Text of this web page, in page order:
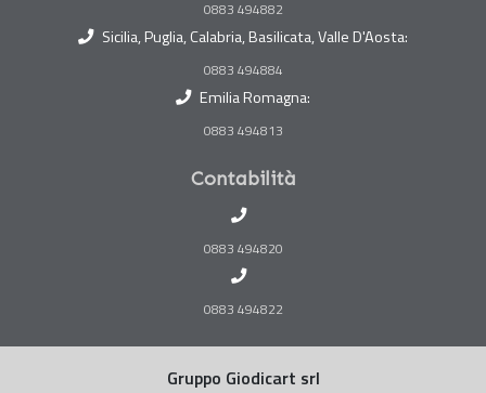
0883 494882
Sicilia, Puglia, Calabria, Basilicata, Valle D'Aosta:
0883 494884
Emilia Romagna:
0883 494813
Contabilità
0883 494820
0883 494822
Gruppo Giodicart srl